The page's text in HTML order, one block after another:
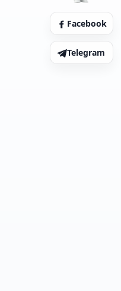
Facebook
Telegram